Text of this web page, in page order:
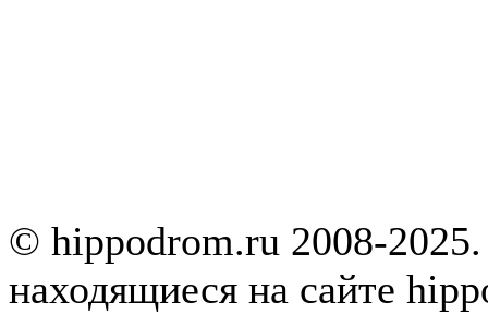
© hippodrom.ru 2008-
находящиеся на сайте